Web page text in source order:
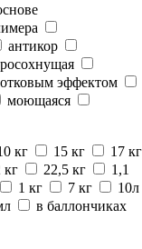
антикор
эффектом
моющаяся
кг 15 кг
17 кг
кг 22,5 кг
1,1
1 кг 7 кг
10л
в баллончиках